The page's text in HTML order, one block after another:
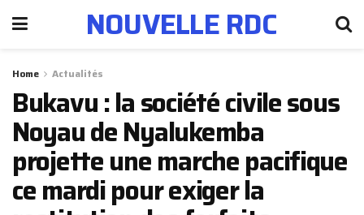
NOUVELLE RDC
Home Actualités
Bukavu : la société civile sous
Noyau de Nyalukemba
projette une marche pacifique
ce mardi pour exiger la